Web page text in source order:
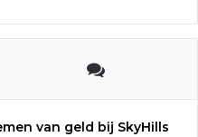
van geld bij SkyHills